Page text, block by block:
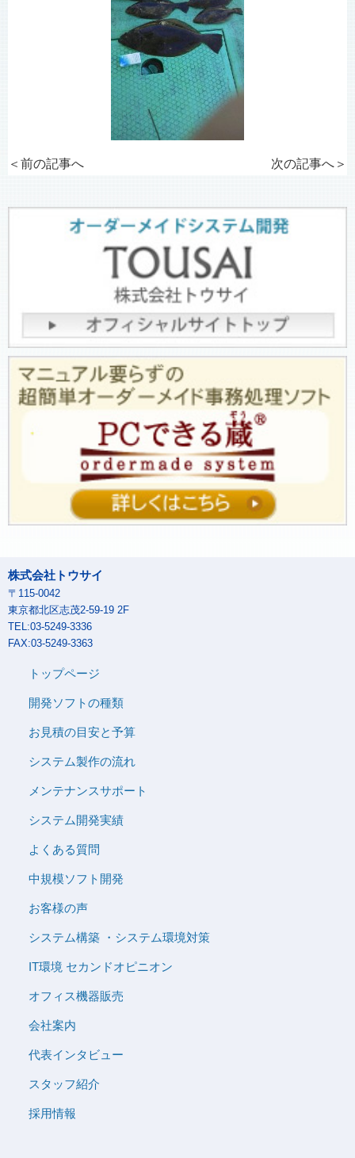
＜前の記事へ 次の記事へ ＞
株式会社トウサイ
〒115-0042
東京都北区志茂2-59-19 2F
TEL:03-5249-3336
FAX:03-5249-3363
トップページ
開発ソフトの種類
お見積の目安と予算
システム製作の流れ
メンテナンスサポート
システム開発実績
よくある質問
中規模ソフト開発
お客様の声
システム構築 ・システム環境対策
IT環境 セカンドオピニオン
オフィス機器販売
会社案内
代表インタビュー
スタッフ紹介
採用情報